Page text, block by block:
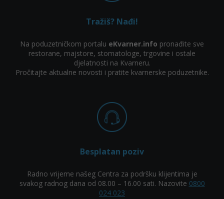
Tražiš? Nađi!
Na poduzetničkom portalu eKvarner.info pronađite sve
restorane, majstore, stomatologe, trgovine i ostale
djelatnosti na Kvarneru.
Pročitajte aktualne novosti i pratite kvarnerske poduzetnike.
Besplatan poziv
Radno vrijeme našeg Centra za podršku klijentima je
svakog radnog dana od 08.00 – 16.00 sati. Nazovite 0800
024 023